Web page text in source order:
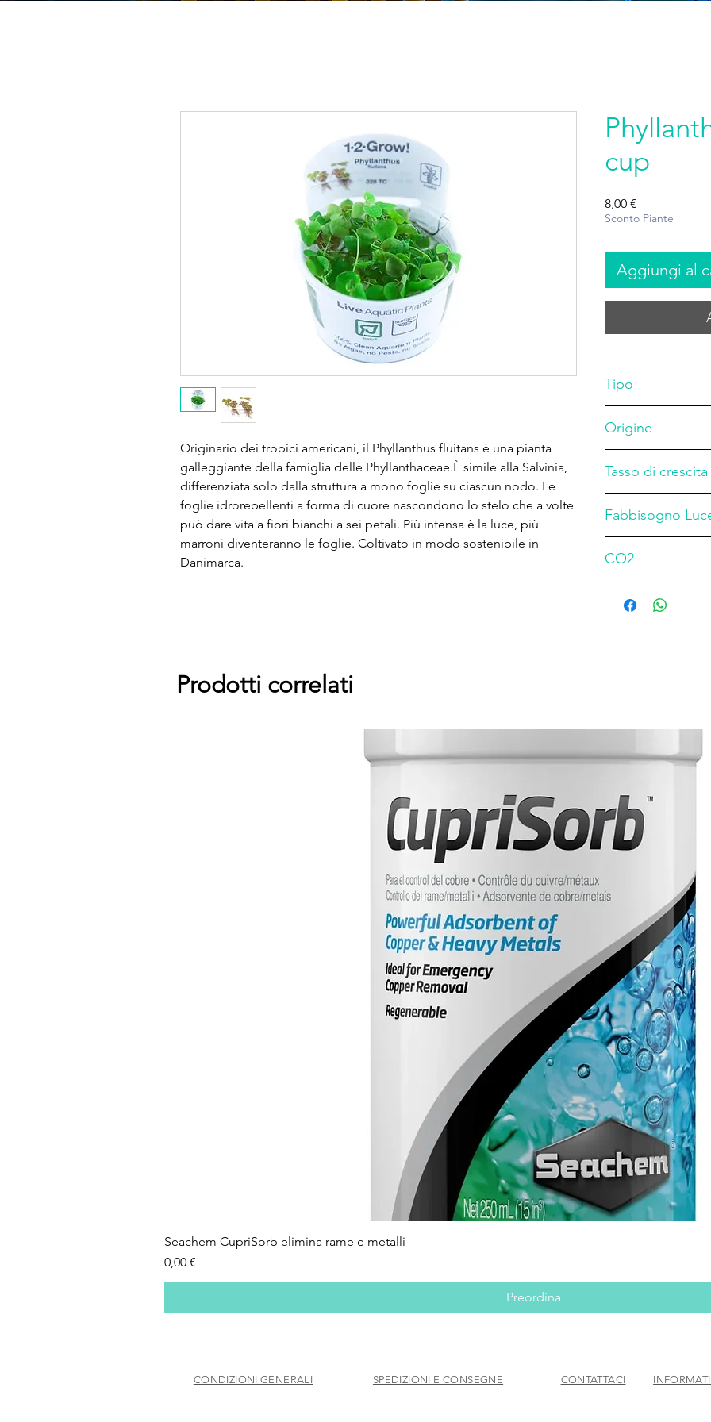
Originario dei tropici americani, il Phyllanthus fluitans è una pianta
galleggiante della famiglia delle Phyllanthaceae.È simile alla Salvinia,
differenziata solo dalla struttura a mono foglie su ciascun nodo. Le
foglie idrorepellenti a forma di cuore nascondono lo stelo che a volte
può dare vita a fiori bianchi a sei petali. Più intensa è la luce, più
marroni diventeranno le foglie. Coltivato in modo sostenibile in
Danimarca.
cup
8,00 €
Sconto Piante
Aggiungi al
Tipo
pianta galleggiante
Origine
Tasso di crescita
Fabbisogno
CO2
Prodotti correlati
Seachem CupriSorb elimina rame e metalli
Prezzo
0,00 €
Preordina
CONDIZIONI GENERALI SPEDIZIONI E CONSEGNE CONTATTACI